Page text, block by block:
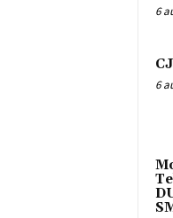
6
6